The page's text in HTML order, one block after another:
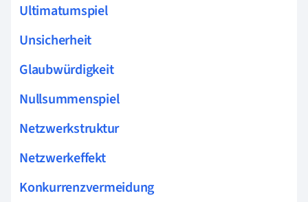
Ultimatumspiel
Unsicherheit
Glaubwürdigkeit
Nullsummenspiel
Netzwerkstruktur
Netzwerkeffekt
Konkurrenzvermeidung